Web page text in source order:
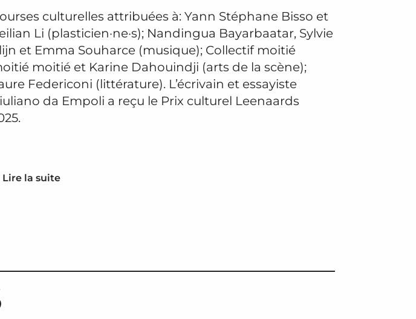
culturelles attribuées à: Yann Stéphane Bisso et
Li (plasticien·ne·s); Nandingua Bayarbaatar, Sylvie
et Emma Souharce (musique); Collectif moitié
moitié et Karine Dahouindji (arts de la scène);
Federiconi (littérature). L’écrivain et essayiste
da Empoli a reçu le Prix culturel Leenaards
Lire la suite